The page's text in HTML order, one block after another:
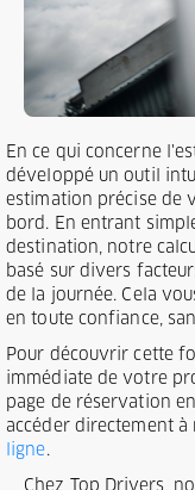
En ce qui concerne
développé un outil
estimation précise de
bord. En entrant
destination, notre
basé sur divers
de la journée. Cela
en toute confiance,
Pour découvrir cette
immédiate de votre
page de réservation
accéder directement
ligne.